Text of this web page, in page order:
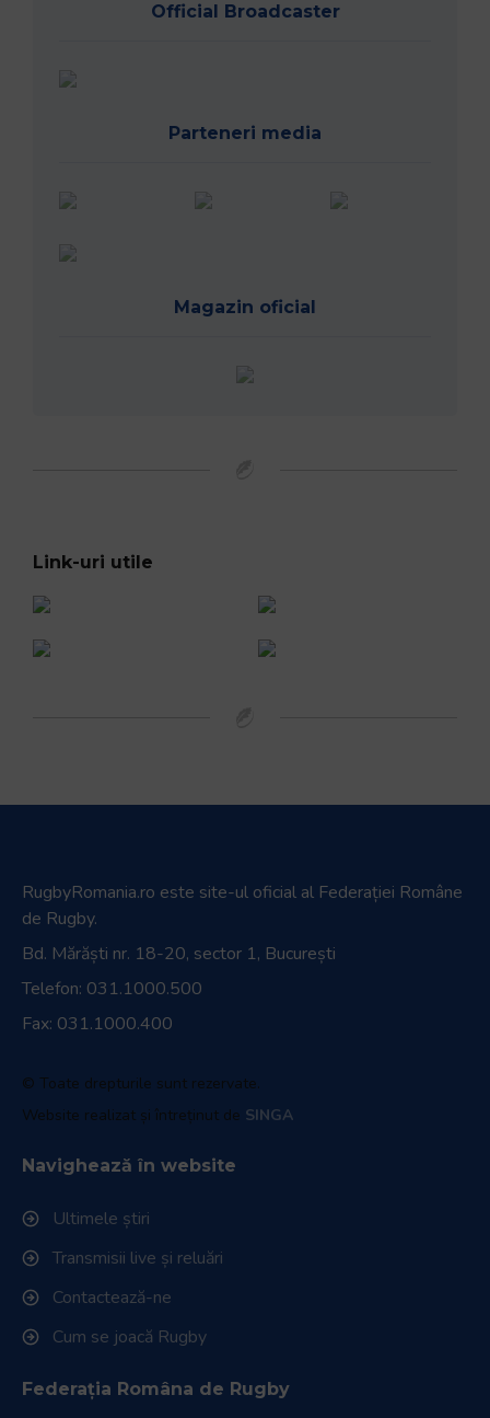
Official Broadcaster
Parteneri media
Magazin oficial
Link-uri utile
RugbyRomania.ro este site-ul oficial al Federației Române
de Rugby.
Bd. Mărăști nr. 18-20, sector 1, București
Telefon: 031.1000.500
Fax: 031.1000.400
© Toate drepturile sunt rezervate.
Website realizat și întreținut de SINGA
Navighează în website
Ultimele știri
Transmisii live și reluări
Contactează-ne
Cum se joacă Rugby
Federația Româna de Rugby